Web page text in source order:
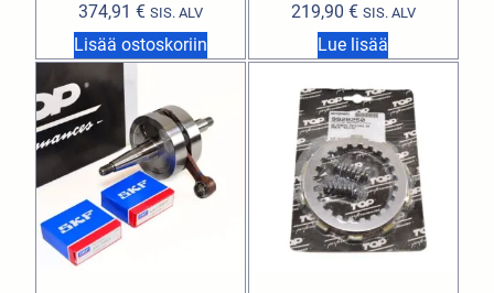
374,91€ SIS. ALV
Lisää ostoskoriin
219,90 € SIS. ALV
Lue lisää